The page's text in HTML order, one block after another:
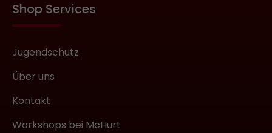
Shop Services
Jugendschutz
Über uns
Kontakt
Workshops bei McHurt